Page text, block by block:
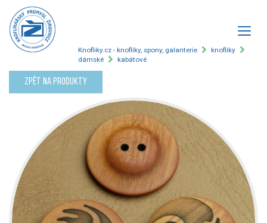
Knofliky.cz - knoflíky, spony, galanterie
knoflíky
dámské
kabátové
Zpět na produkty